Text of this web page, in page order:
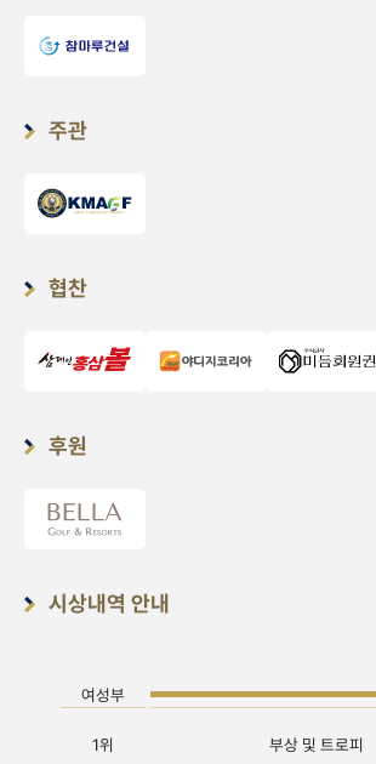
주관
협찬
후원
시상내역 안내
여성부
1위 부상 및 트로피